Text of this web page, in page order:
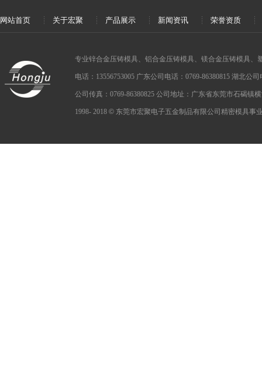
网站首页 关于宏聚 产品展示 新闻资讯 荣誉资质
专业锌合金压铸模具、铝合金压铸模具、镁合金压铸模具、
电话：13556753005 广东公司电话：0769-86380815 湖北公
公司传真：0769-86380825 公司地址：广东省东莞市石碣镇
1998- 2018 © 东莞市宏聚电子五金制品有限公司精密模具事